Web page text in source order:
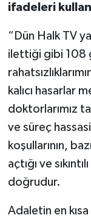
ifadeleri
“Dün Halk TV
ilettiği gibi 108
kalıcı hasarlar
doktorlarımız
ve süreç
koşullarının,
açtığı ve
doğrudur.
Adaletin en